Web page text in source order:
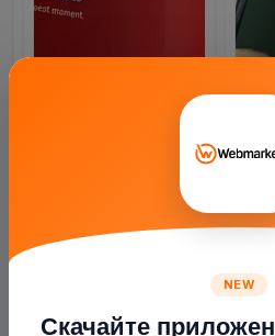
NEW
Скачайте